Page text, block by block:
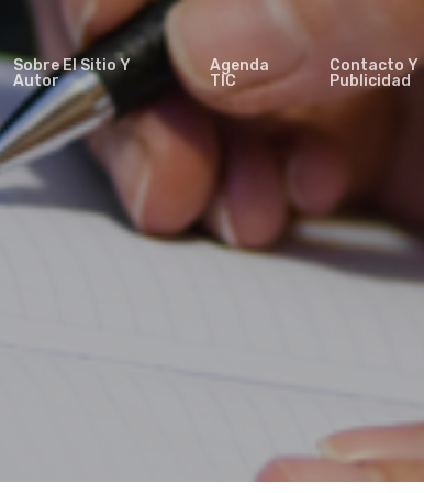
Sobre El Sitio Y
Autor
Agenda
TIC
Contacto Y
Publicidad